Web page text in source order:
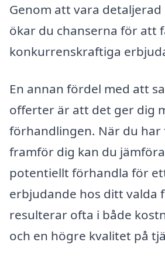
Genom att vara
ökar du chanserna för att
konkurrenskraftiga
En annan fördel med att
offerter är att det ger dig
förhandlingen. När du
framför dig kan du
potentiellt förhandla för
erbjudande hos ditt valda
resulterar ofta i både
och en högre kvalitet på